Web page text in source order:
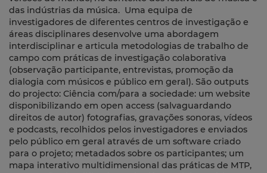
das indústrias da música. Uma equipa de
investigadores de diferentes centros de investigação e
áreas disciplinares desenvolve uma abordagem
interdisciplinar e articula metodologias de trabalho de
campo com práticas de investigação colaborativa
(observação participante, entrevistas, promoção da
dialogia com músicos e público em geral). São outputs
do projecto: Ciência com/para a sociedade: um website
disponibilizando em open access (salvaguardando
direitos de autor) fotografias, gravações sonoras, vídeos
e podcasts, recolhidos pelos investigadores e enviados
pelo público em geral através de um software criado
para o projeto; metadados sobre os participantes; um
mapa interativo multidimensional das práticas de MTP,